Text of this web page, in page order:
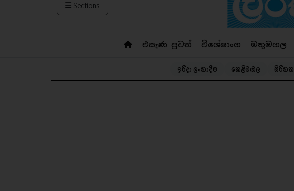
Sections
එසැණ පුවත් විශේෂාංග මතුමහල
ඉරිදා ලංකාදීප කෙළිමඬල සිරිකත